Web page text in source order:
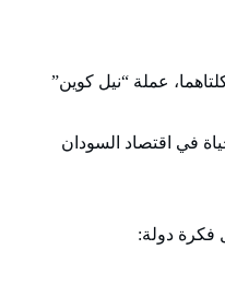
عملة “نيل كوين”
في اقتصاد السودان
دولة: